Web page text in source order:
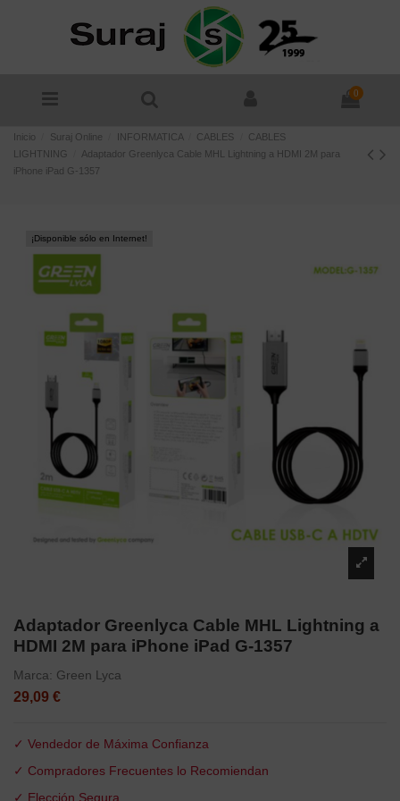
0
Inicio Suraj Online INFORMATICA CABLES
CABLES
LIGHTNING
Adaptador Greenlyca Cable MHL Lightning a HDMI 2M para
iPhone iPad G-1357
¡Disponible sólo en Internet!
Adaptador Greenlyca Cable MHL Lightning a
HDMI 2M para iPhone iPad G-1357
Marca: Green Lyca
29,09 €
✓ Vendedor de Máxima Confianza
✓ Compradores Frecuentes lo Recomiendan
✓ Elección Segura